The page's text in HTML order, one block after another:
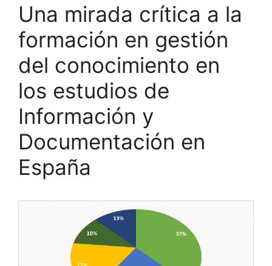
Una mirada crítica a la
formación en gestión
del conocimiento en
los estudios de
Información y
Documentación en
España